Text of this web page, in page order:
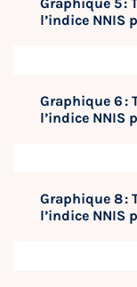
l’indice NNIS
Graphique 6 :
l’indice NNIS
Graphique 8 :
l’indice NNIS